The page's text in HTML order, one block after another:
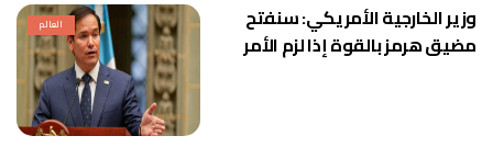
العالم
وزير الخارجية الأمريكي: سنفتح
مضيق هرمز بالقوة إذا لزم الأمر